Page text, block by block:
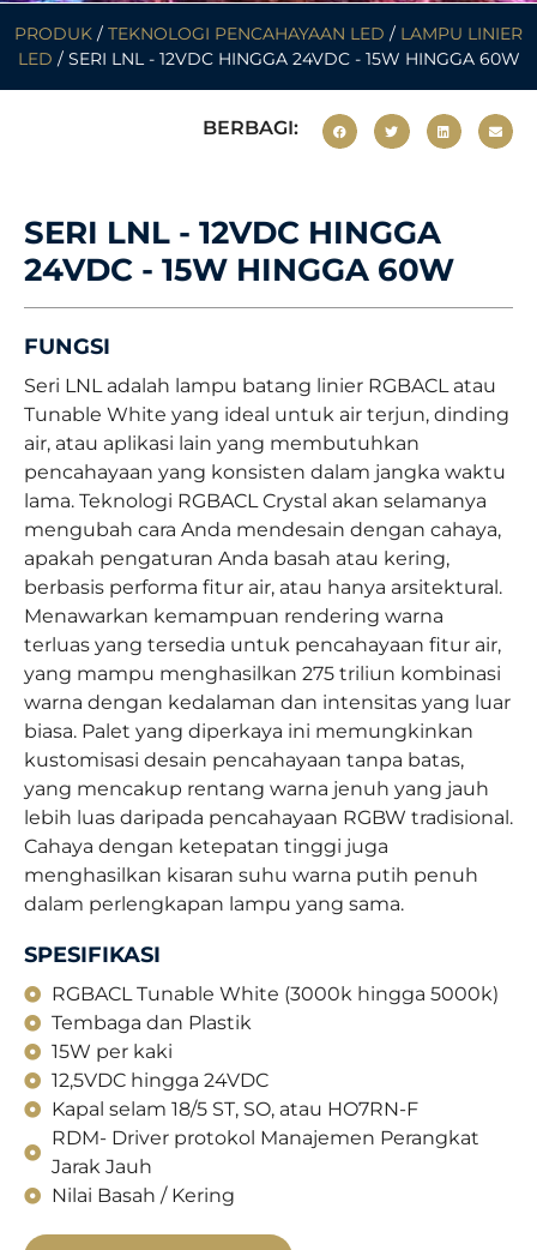
PRODUK / TEKNOLOGI PENCAHAYAAN LED / LAMPU LINIER
LED / SERI LNL - 12VDC HINGGA 24VDC - 15W HINGGA 60W
BERBAGI:
SERI LNL - 12VDC HINGGA
24VDC - 15W HINGGA 60W
FUNGSI
Seri LNL adalah lampu batang linier RGBACL atau
Tunable White yang ideal untuk air terjun, dinding
air, atau aplikasi lain yang membutuhkan
pencahayaan yang konsisten dalam jangka waktu
lama. Teknologi RGBACL Crystal akan selamanya
mengubah cara Anda mendesain dengan cahaya,
apakah pengaturan Anda basah atau kering,
berbasis performa fitur air, atau hanya arsitektural.
Menawarkan kemampuan rendering warna
terluas yang tersedia untuk pencahayaan fitur air,
yang mampu menghasilkan 275 triliun kombinasi
warna dengan kedalaman dan intensitas yang luar
biasa. Palet yang diperkaya ini memungkinkan
kustomisasi desain pencahayaan tanpa batas,
yang mencakup rentang warna jenuh yang jauh
lebih luas daripada pencahayaan RGBW tradisional.
Cahaya dengan ketepatan tinggi juga
menghasilkan kisaran suhu warna putih penuh
dalam perlengkapan lampu yang sama.
SPESIFIKASI
RGBACL Tunable White (3000k hingga 5000k)
Tembaga dan Plastik
15W per kaki
12,5VDC hingga 24VDC
Kapal selam 18/5 ST, SO, atau HO7RN-F
RDM- Driver protokol Manajemen Perangkat
Jarak Jauh
Nilai Basah / Kering